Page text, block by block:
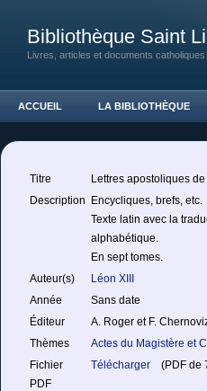
Bibliothèque Saint
Livres, articles et documents catholiques
ACCUEIL LA BIBLIOTHÈQUE
Titre
Lettres apostoliques
Description
Encycliques, brefs, etc.
Texte latin avec la
alphabétique.
En sept tomes.
Auteur(s)
Léon XIII
Année
Sans date
Éditeur
A. Roger et F.
Thèmes
Actes du Magistère et
Fichier
PDF
Télécharger (PDF de